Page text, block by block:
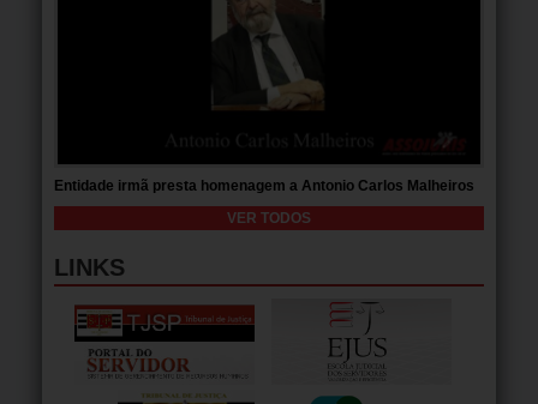
Entidade irmã presta homenagem a Antonio Carlos Malheiros
VER TODOS
LINKS